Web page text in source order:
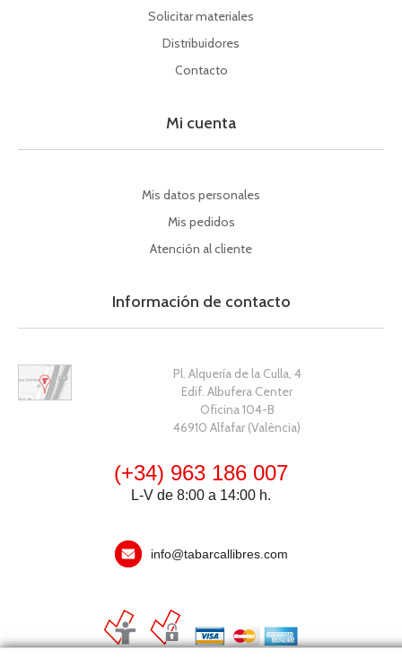
Solicitar materiales
Distribuidores
Contacto
Mi cuenta
Mis datos personales
Mis pedidos
Atención al cliente
Información de contacto
Pl. Alquería de la Culla, 4
Edif. Albufera Center
Oficina 104-B
46910 Alfafar (València)
(+34) 963 186 007
L-V de 8:00 a 14:00 h.
info@tabarcallibres.com